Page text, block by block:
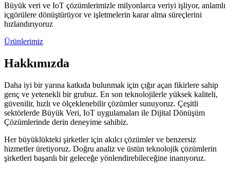
Büyük veri ve IoT çözümlerimizle milyonlarca veriyi işliyor, anlamlı
içgörülere dönüştürüyor ve işletmelerin karar alma süreçlerini
hızlandırıyoruz
Ürünlerimiz
Hakkımızda
Daha iyi bir yarına katkıda bulunmak için çığır açan fikirlere sahip
genç ve yetenekli bir grubuz. En son teknolojilerle yüksek kaliteli,
güvenilir, hızlı ve ölçeklenebilir çözümler sunuyoruz. Çeşitli
sektörlerde Büyük Veri, IoT uygulamaları ile Dijital Dönüşüm
Çözümlerinde derin deneyime sahibiz.
Her büyüklükteki şirketler için akılcı çözümler ve benzersiz
hizmetler üretiyoruz. Doğru analiz ve üstün teknolojik çözümlerin
şirketleri başarılı bir geleceğe yönlendirebileceğine inanıyoruz.